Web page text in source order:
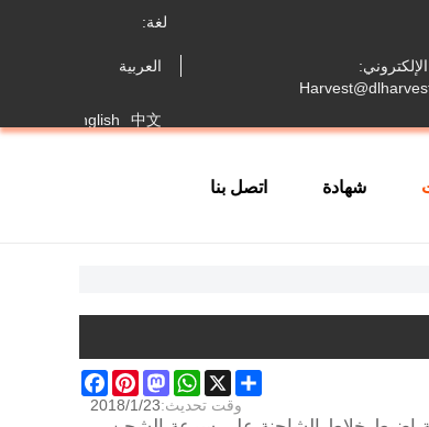
الإلكتروني:
لغة:
العربية
中文
English
شهادة اتصل بنا
Share
FacebookPinterest
Mastodon
WhatsApp
X
وقت تحديث:2018/1/23